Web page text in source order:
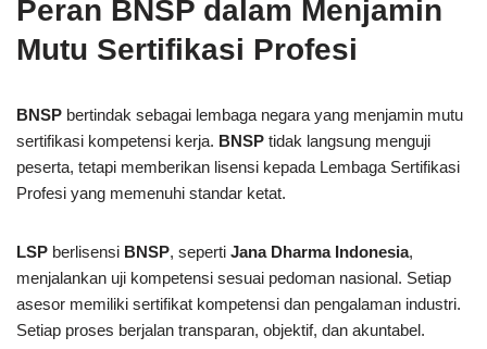
Peran BNSP dalam Menjamin
Mutu Sertifikasi Profesi
BNSP bertindak sebagai lembaga negara yang menjamin mutu
sertifikasi kompetensi kerja. BNSP tidak langsung menguji
peserta, tetapi memberikan lisensi kepada Lembaga Sertifikasi
Profesi yang memenuhi standar ketat.
LSP berlisensi BNSP, seperti Jana Dharma Indonesia,
menjalankan uji kompetensi sesuai pedoman nasional. Setiap
asesor memiliki sertifikat kompetensi dan pengalaman industri.
Setiap proses berjalan transparan, objektif, dan akuntabel.